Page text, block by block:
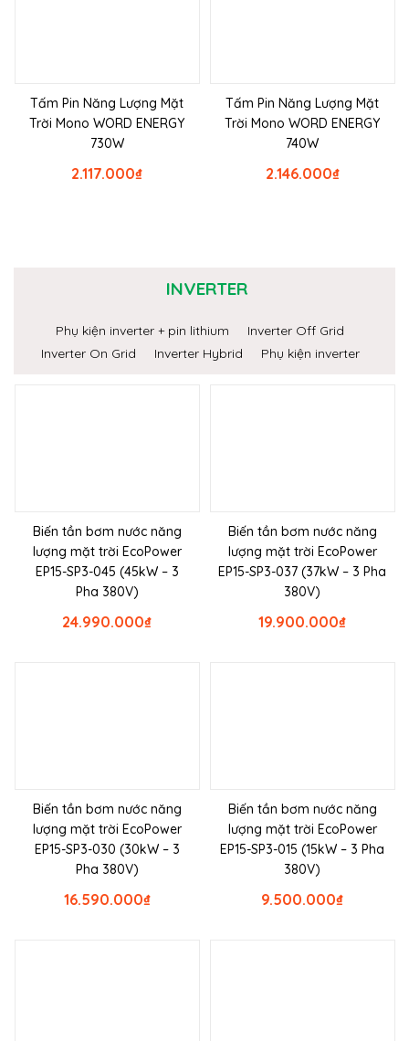
Tấm Pin Năng Lượng Mặt
Trời Mono WORD ENERGY
730W
₫
2.117.000
Tấm Pin Năng Lượng Mặt
Trời Mono WORD ENERGY
740W
₫
2.146.000
INVERTER
Phụ kiện inverter + pin lithium
Inverter Off Grid
Inverter On Grid
Inverter Hybrid Phụ kiện inverter
Biến tần bơm nước năng
lượng mặt trời EcoPower
EP15-SP3-045 (45kW – 3
Pha 380V)
₫
24.990.000
Biến tần bơm nước năng
lượng mặt trời EcoPower
EP15-SP3-037 (37kW – 3 Pha
380V)
₫
19.900.000
Biến tần bơm nước năng
lượng mặt trời EcoPower
EP15-SP3-030 (30kW – 3
Pha 380V)
₫
16.590.000
Biến tần bơm nước năng
lượng mặt trời EcoPower
EP15-SP3-015 (15kW – 3 Pha
380V)
₫
9.500.000